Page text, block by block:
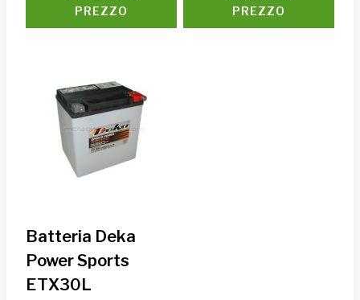
PREZZO
PREZZO
Batteria Deka
Power Sports
ETX30L